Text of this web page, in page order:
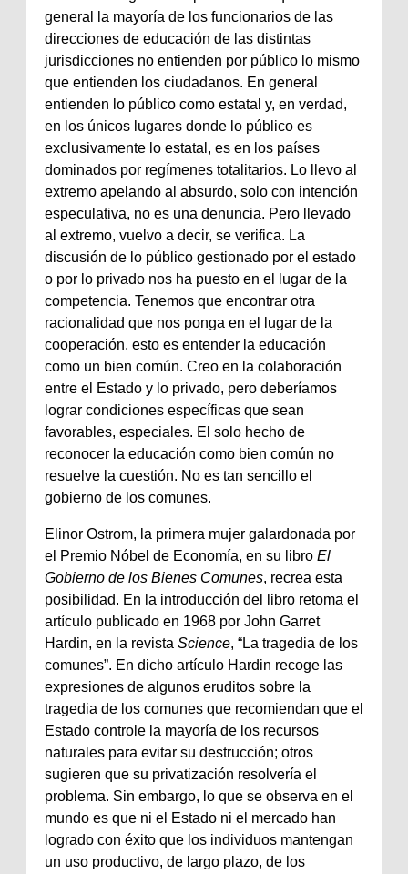
general la mayoría de los funcionarios de las
direcciones de educación de las distintas
jurisdicciones no entienden por público lo mismo
que entienden los ciudadanos. En general
entienden lo público como estatal y, en verdad,
en los únicos lugares donde lo público es
exclusivamente lo estatal, es en los países
dominados por regímenes totalitarios. Lo llevo al
extremo apelando al absurdo, solo con intención
especulativa, no es una denuncia. Pero llevado
al extremo, vuelvo a decir, se verifica. La
discusión de lo público gestionado por el estado
o por lo privado nos ha puesto en el lugar de la
competencia. Tenemos que encontrar otra
racionalidad que nos ponga en el lugar de la
cooperación, esto es entender la educación
como un bien común. Creo en la colaboración
entre el Estado y lo privado, pero deberíamos
lograr condiciones específicas que sean
favorables, especiales. El solo hecho de
reconocer la educación como bien común no
resuelve la cuestión. No es tan sencillo el
gobierno de los comunes.
Elinor Ostrom, la primera mujer galardonada por
el Premio Nóbel de Economía, en su libro El
Gobierno de los Bienes Comunes, recrea esta
posibilidad. En la introducción del libro retoma el
artículo publicado en 1968 por John Garret
Hardin, en la revista Science, “La tragedia de los
comunes”. En dicho artículo Hardin recoge las
expresiones de algunos eruditos sobre la
tragedia de los comunes que recomiendan que el
Estado controle la mayoría de los recursos
naturales para evitar su destrucción; otros
sugieren que su privatización resolvería el
problema. Sin embargo, lo que se observa en el
mundo es que ni el Estado ni el mercado han
logrado con éxito que los individuos mantengan
un uso productivo, de largo plazo, de los